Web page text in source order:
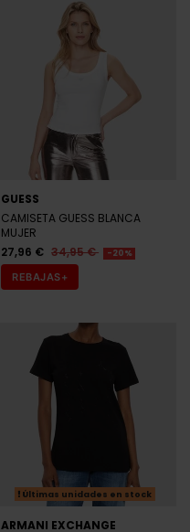
GUESS
CAMISETA GUESS BLANCA
MUJER
27,96 € 34,95 € -20%
REBAJAS+
Últimas unidades en stock
ARMANI EXCHANGE